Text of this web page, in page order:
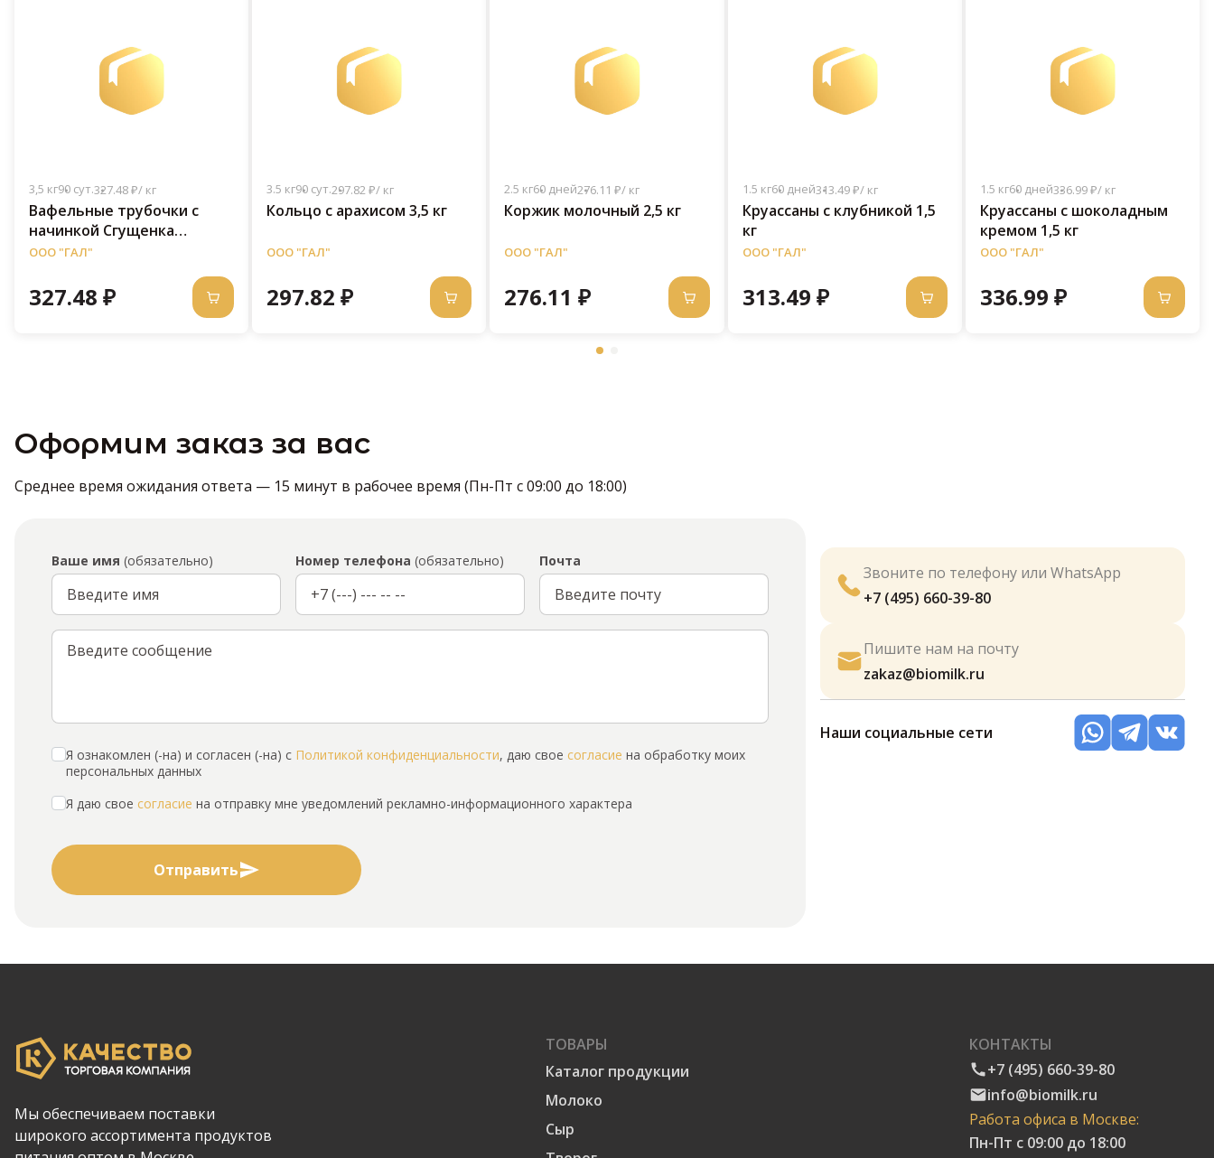
3,5 кг90 сут.327.48 ₽/ кг
Вафельные трубочки с
начинкой Сгущенка
вареная 3 кг
ООО "ГАЛ"
327.48 ₽
3.5 кг90 сут.297.82 ₽/ кг
Кольцо с арахисом 3,5 кг
ООО "ГАЛ"
297.82 ₽
2.5 кг60 дней276.11 ₽/ кг
Коржик молочный 2,5 кг
ООО "ГАЛ"
276.11 ₽
1.5 кг60 дней313.49 ₽/ кг
Круассаны с клубникой 1,5
кг
ООО "ГАЛ"
313.49 ₽
1.5 кг60 дней336.99 ₽/ кг
Круассаны с шоколадным
кремом 1,5 кг
ООО "ГАЛ"
336.99 ₽
Оформим заказ за вас
Среднее время ожидания ответа — 15 минут в рабочее время (Пн-Пт с 09:00 до 18:00)
Ваше имя (обязательно) Номер телефона (обязательно) Почта
Я ознакомлен (-на) и согласен (-на) с Политикой конфиденциальности, даю свое согласие на обработку моих
персональных данных
Я даю свое согласие на отправку мне уведомлений рекламно-информационного характера
Отправить
Звоните по телефону или WhatsApp
+7 (495) 660-39-80
Пишите нам на почту
zakaz@biomilk.ru
Наши социальные сети
Мы обеспечиваем поставки
широкого ассортимента продуктов
ТОВАРЫ
Каталог продукции
Молоко
Сыр
КОНТАКТЫ
+7 (495) 660-39-80
info@biomilk.ru
Работа офиса в Москве:
Пн-Пт с 09:00 до 18:00